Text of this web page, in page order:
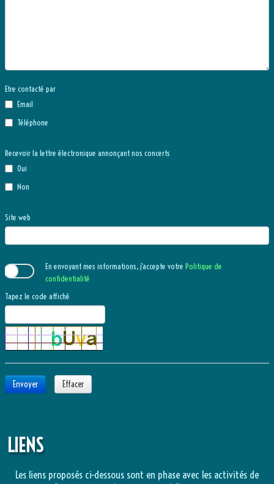
Etre contacté par
Email
Téléphone
Recevoir la lettre électronique annonçant nos concerts
Oui
Non
Site web
En envoyant mes informations, j'accepte votre Politique de
confidentialité
Tapez le code affiché
Envoyer Effacer
LIENS
Les liens proposés ci-dessous sont en phase avec les activités de